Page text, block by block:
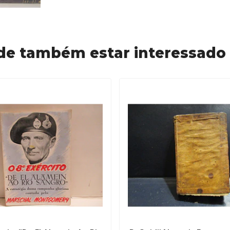
também estar interessado